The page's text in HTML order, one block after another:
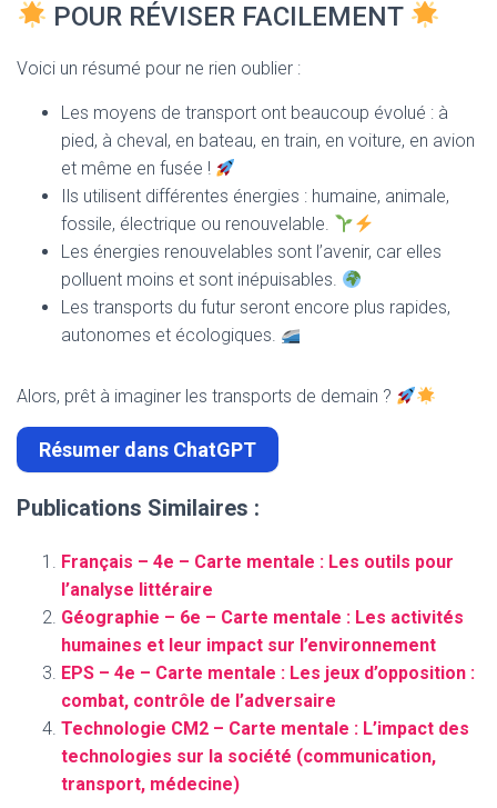
POUR RÉVISER FACILEMENT
Voici un résumé pour ne rien oublier :
Les moyens de transport ont beaucoup évolué : à
pied, à cheval, en bateau, en train, en voiture, en avion
et même en fusée !
Ils utilisent différentes énergies : humaine, animale,
fossile, électrique ou renouvelable.
Les énergies renouvelables sont l’avenir, car elles
polluent moins et sont inépuisables.
Les transports du futur seront encore plus rapides,
autonomes et écologiques.
Alors, prêt à imaginer les transports de demain ?
Résumer dans ChatGPT
Publications Similaires :
Français – 4e – Carte mentale : Les outils pour
l’analyse littéraire
Géographie – 6e – Carte mentale : Les activités
humaines et leur impact sur l’environnement
EPS – 4e – Carte mentale : Les jeux d’opposition :
combat, contrôle de l’adversaire
Technologie CM2 – Carte mentale : L’impact des
technologies sur la société (communication,
transport, médecine)